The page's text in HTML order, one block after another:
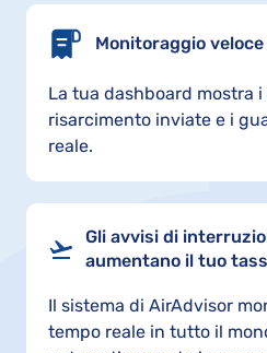
Monitoraggio
La tua dashboard mostra
risarcimento inviate e i
reale.
Gli avvisi di
aumentano il tuo
Il sistema di AirAdvisor
tempo reale in tutto il